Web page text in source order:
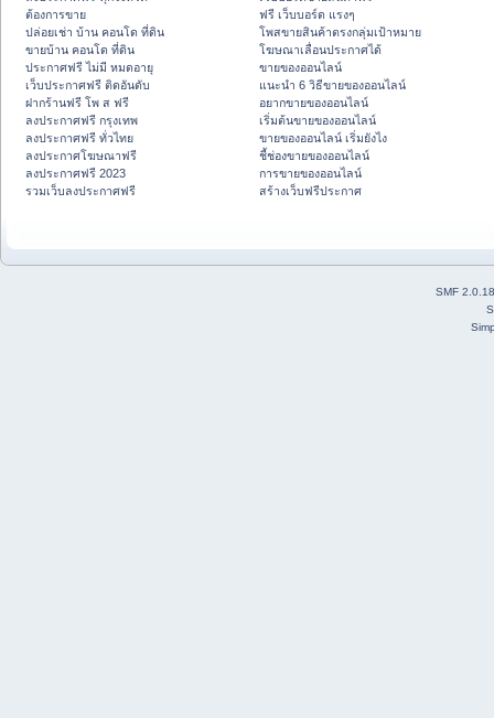
ต้องการขาย
ปล่อยเช่า บ้าน คอนโด ที่ดิน
ขายบ้าน คอนโด ที่ดิน
ประกาศฟรี ไม่มี หมดอายุ
เว็บประกาศฟรี ติดอันดับ
ฝากร้านฟรี โพ ส ฟรี
ลงประกาศฟรี กรุงเทพ
ลงประกาศฟรี ทั่วไทย
ลงประกาศโฆษณาฟรี
ลงประกาศฟรี 2023
รวมเว็บลงประกาศฟรี
ฟรี เว็บบอร์ด แรงๆ
โพสขายสินค้าตรงกลุ่มเป้าหมาย
โฆษณาเลื่อนประกาศได้
ขายของออนไลน์
แนะนำ 6 วิธีขายของออนไลน์
อยากขายของออนไลน์
เริ่มต้นขายของออนไลน์
ขายของออนไลน์ เริ่มยังไง
ชี้ช่องขายของออนไลน์
การขายของออนไลน์
สร้างเว็บฟรีประกาศ
SMF 2.0.18